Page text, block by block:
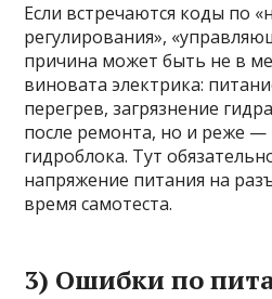
Если встречаются коды по
регулирования»,
причина может быть не в
виновата электрика:
перегрев, загрязнение
после ремонта, но и реже —
гидроблока. Тут
напряжение питания на
время самотеста.
3) Ошибки по